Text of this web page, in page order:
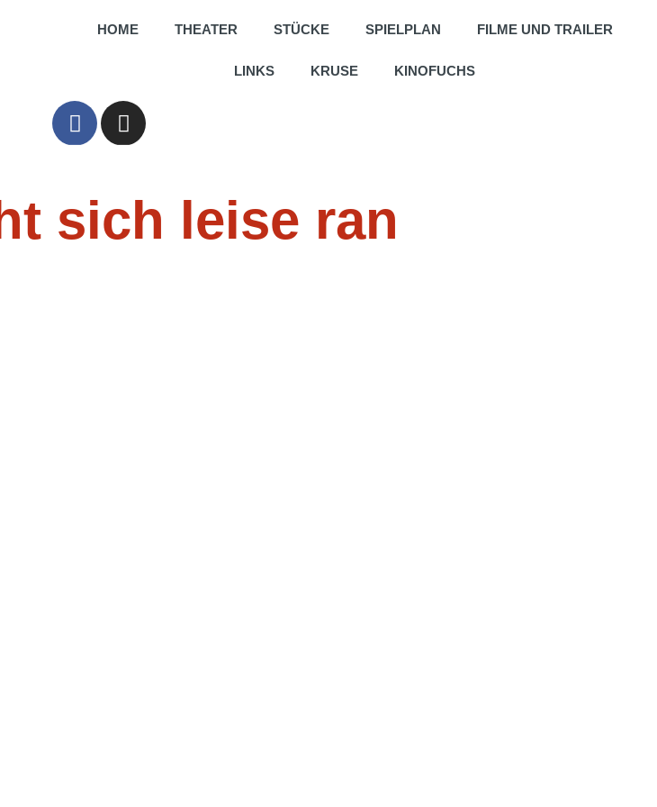
HOME THEATER STÜCKE SPIELPLAN FILME UND TRAILER
LINKS KRUSE KINOFUCHS
sich leise ran